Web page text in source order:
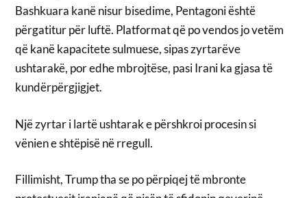
Bashkuara kanë nisur bisedime, Pentagoni është
përgatitur për luftë. Platformat që po vendos jo vetëm
që kanë kapacitete sulmuese, sipas zyrtarëve
ushtarakë, por edhe mbrojtëse, pasi Irani ka gjasa të
kundërpërgjigjet.
Një zyrtar i lartë ushtarak e përshkroi procesin si
vënien e shtëpisë në rregull.
Fillimisht, Trump tha se po përpiqej të mbronte